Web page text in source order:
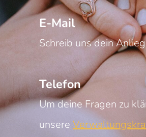
E-Mail
Schreib uns dein
Telefon
Um deine Fragen zu
unsere